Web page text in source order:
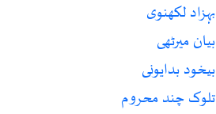
بہزاد لکھنوی
بیان میرٹھی
بیخود بدایونی
تلوک چند محروم